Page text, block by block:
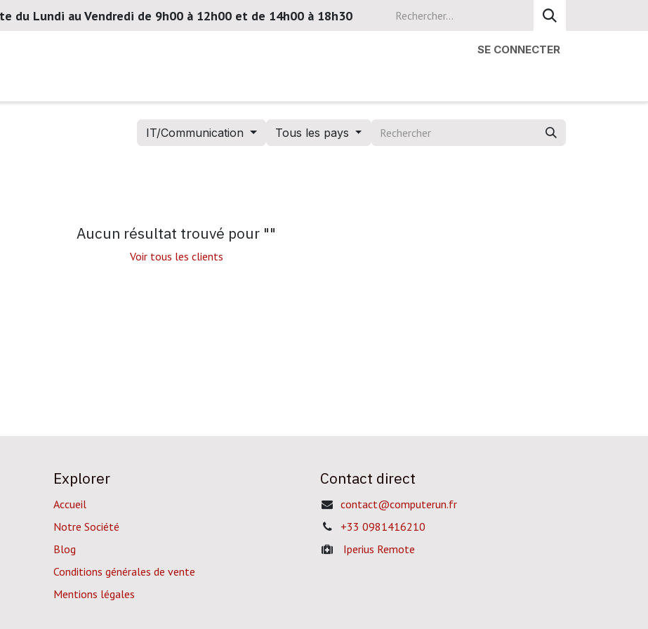
du Lundi au Vendredi de 9h00 à 12h00 et de 14h00 à 18h30
SE CONNECTER
IT/Communication Tous les pays
Aucun résultat trouvé pour ""
Voir tous les clients
Explorer
Accueil
Notre Société
Blog
Conditions générales de vente
Mentions légales
Contact direct
contact@computerun.fr
+33 0981416210
Iperius Remote